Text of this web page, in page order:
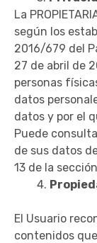
La
según los
2016/679 del
27 de abril de
personas
datos
datos y por el
Puede
de sus datos
13 de la
4.
El Usuario
contenidos